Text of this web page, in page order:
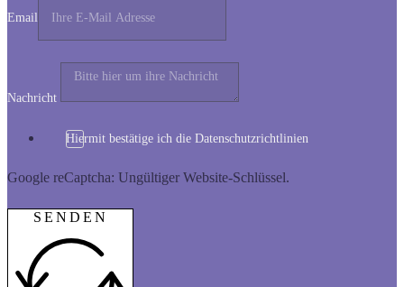
Email
Nachricht
Hiermit bestätige ich die Datenschutzrichtlinien
Google reCaptcha: Ungültiger Website-Schlüssel.
SENDEN